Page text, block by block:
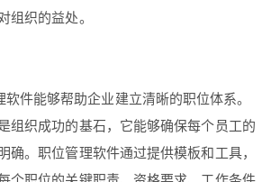
组织的益处。
件能够帮助企业建立清晰的职位体系。
组织成功的基石，它能够确保每个员工的
确。职位管理软件通过提供模板和工具，